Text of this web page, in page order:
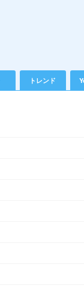
トレンド